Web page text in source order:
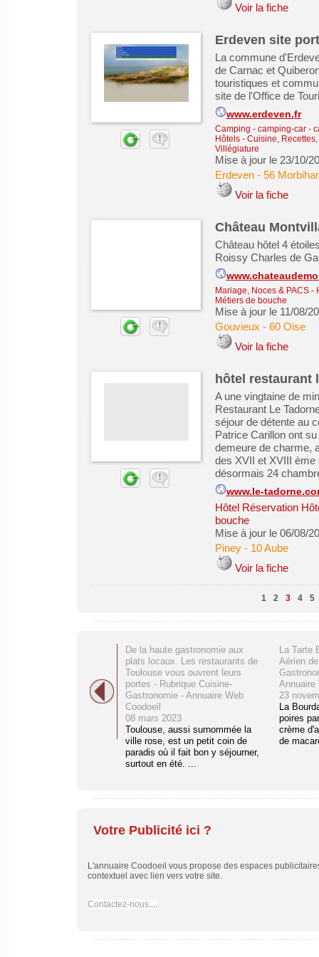
Voir la fiche
Erdeven site
La commune
de Carnac et
touristiques et
site de l'Office de
www.erdeven.fr
Camping - camping-car -
Hôtels- Cuisine,
Villégiature
Mise à jour le 23/10/
Erdeven- 56
Voir la fiche
Château
Château hôtel 4
Roissy Charles de
Mariage, Noces & PACS-
Métiers de bouche
Mise à jour le 11/08/
Gouvieux - 60 Oise
Voir la fiche
hôtel restaurant
A une vingtaine de
Restaurant Le
séjour de détente au
Patrice Carillon ont
demeure de charme,
des XVII et XVIII ème
désormais 24
www.le-
Hôtel Réservation
bouche
Mise à jour le 06/08/
Piney- 10 Aube
Voir la fiche
1 2 3 4 5
De la haute gastronomie aux
plats locaux. Les restaurants de
Toulouse vous ouvrent leurs
portes - Rubrique Cuisine-
Gastronomie - Annuaire Web
Coodoeil
08 mars 2023
Toulouse, aussi surnommée la
ville rose, est un petit coin de
paradis où il fait bon y séjourner,
surtout en été. ...
La Tarte
Aérien
Annuaire
23
La
poires
crème
de
Votre Publicité ici ?
L'annuaire Coodoeil vous propose des espaces
contextuel avec lien vers votre site.
Contactez-nous....